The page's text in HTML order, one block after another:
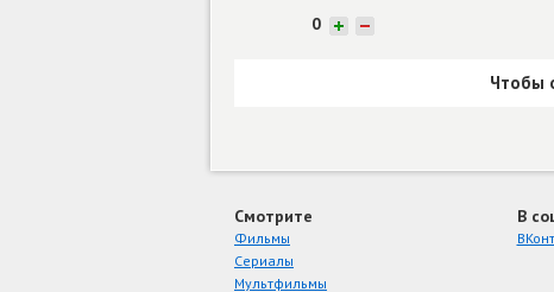
0 + −
Чтобы
Смотрите
Фильмы
Сериалы
Мультфильмы
В